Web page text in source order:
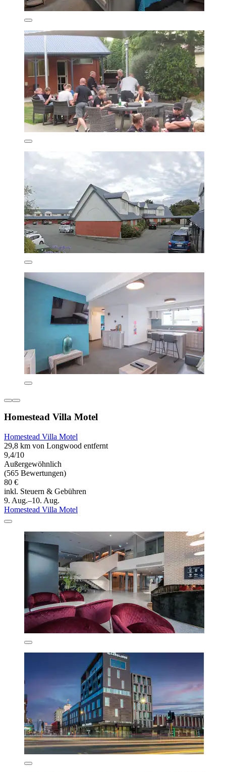
Homestead Villa Motel
Homestead Villa Motel
29,8 km von Longwood entfernt
9,4/10
Außergewöhnlich
(565 Bewertungen)
80 €
inkl. Steuern & Gebühren
9. Aug.–10. Aug.
Homestead Villa Motel